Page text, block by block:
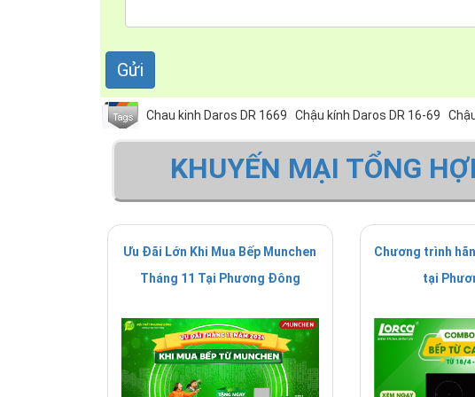
Ảnh giấy chứng nhận Nội Thất
Chau kinh Daros DR 1669 Chậu kính Daros DR 16-69
KHUYẾN MẠI TỔNG
Ưu Đãi Lớn Khi Mua Bếp Munchen
Tháng 11 Tại Phương Đông
Chương trình
tại